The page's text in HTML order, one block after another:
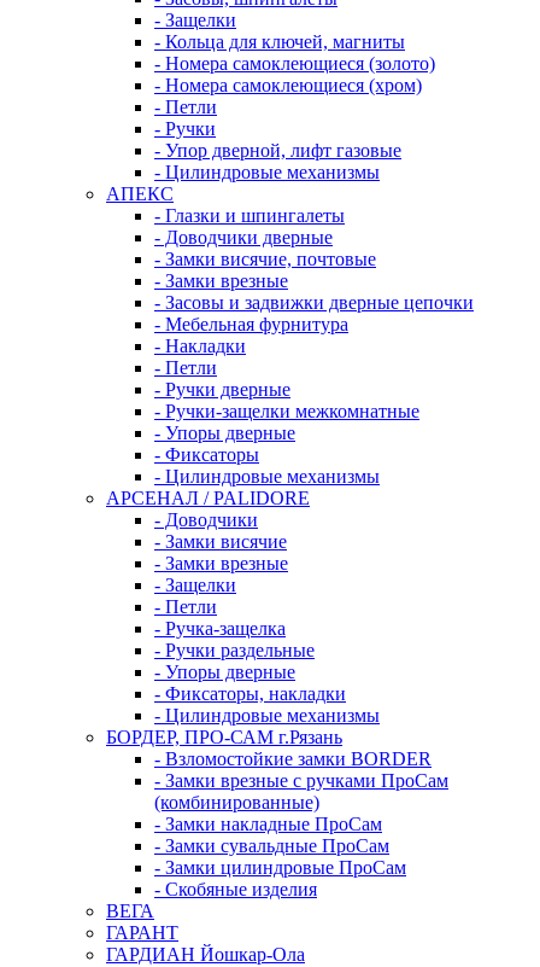
- Защелки
- Кольца для ключей, магниты
- Номера самоклеющиеся (золото)
- Номера самоклеющиеся (хром)
- Петли
- Ручки
- Упор дверной, лифт газовые
- Цилиндровые механизмы
АПЕКС
- Глазки и шпингалеты
- Доводчики дверные
- Замки висячие, почтовые
- Замки врезные
- Засовы и задвижки дверные цепочки
- Мебельная фурнитура
- Накладки
- Петли
- Ручки дверные
- Ручки-защелки межкомнатные
- Упоры дверные
- Фиксаторы
- Цилиндровые механизмы
АРСЕНАЛ / PALIDORE
- Доводчики
- Замки висячие
- Замки врезные
- Защелки
- Петли
- Ручка-защелка
- Ручки раздельные
- Упоры дверные
- Фиксаторы, накладки
- Цилиндровые механизмы
БОРДЕР, ПРО-САМ г.Рязань
- Взломостойкие замки BORDER
- Замки врезные с ручками ПроСам
(комбинированные)
- Замки накладные ПроСам
- Замки сувальдные ПроСам
- Замки цилиндровые ПроСам
- Скобяные изделия
ВЕГА
ГАРАНТ
ГАРДИАН Йошкар-Ола